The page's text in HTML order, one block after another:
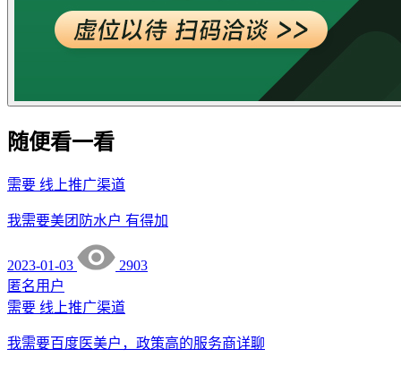
随便看一看
需要 线上推广渠道
我需要美团防水户 有得加
2023-01-03
2903
匿名用户
需要 线上推广渠道
我需要百度医美户，政策高的服务商详聊